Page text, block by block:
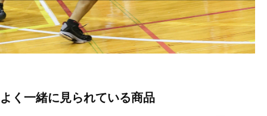
Book 1に比べて軽量なアッパーと、コートに近い感覚により、フェ
イントやステップバックジャンパーの際に安定性とバランスを保つ
ことができます。
よく一緒に見られている商品